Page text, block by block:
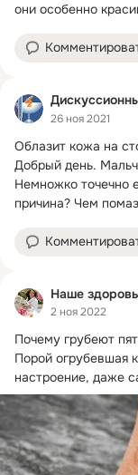
они особенно
26 ноя 2021
Облазит кожа на
Добрый день.
Немножко точечно
причина? Чем
Наше
2 ноя 2022
Почему грубеют
Порой огрубевшая
настроение, даже